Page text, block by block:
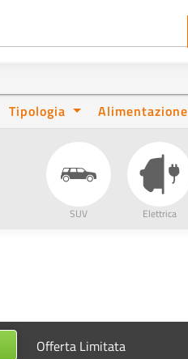
Tipologia Alimentazione
SUV Elettrica
Offerta Limitata